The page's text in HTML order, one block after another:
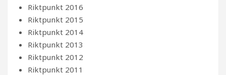
Riktpunkt 2016
Riktpunkt 2015
Riktpunkt 2014
Riktpunkt 2013
Riktpunkt 2012
Riktpunkt 2011